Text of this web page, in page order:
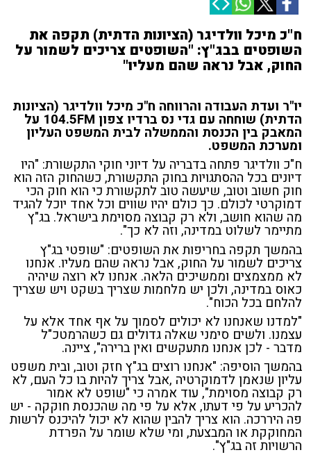
ח"כ מיכל וולדיגר (הציונות הדתית) תקפה את
השופטים בבג"ץ: "השופטים צריכים לשמור על
החוק, אבל נראה שהם מעליו"
יו"ר ועדת העבודה והרווחה ח"כ מיכל וולדיגר (הציונות
הדתית) שוחחה עם גדי נס ברדיו צפון 104.5FM על
המאבק בין הכנסת והממשלה לבית המשפט העליון
ומערכת המשפט.
ח"כ וולדיגר פתחה בדבריה על דיוני חוקי התקשורת: "היו
דיונים בכל ההסתגויות בחוק התקשורת, כשהחוק הזה הוא
חוק חשוב וטוב, שיעשה טוב לתקשורת כי הוא חוק הכי
דמוקרטי לכולם. כך כולם יהיו שווים וכל אחד יוכל להגיד
מה שהוא חושב, ולא רק קבוצה מסוימת בישראל. בג"ץ
מתיימר לשלוט במדינה, וזה לא כך".
בהמשך תקפה בחריפות את השופטים: "שופטי בג"ץ
צריכים לשמור על החוק, אבל נראה שהם מעליו. אנחנו
לא ממצמצים וממשיכים הלאה. אנחנו לא רוצה שיהיה
כאוס במדינה, ולכן יש מלחמות שצריך בשקט ויש שצריך
להלחם בכל הכוח".
"למדנו שאנחנו לא יכולים לסמוך על אף אחד אלא על
עצמנו. ולשים סימני שאלה גדולים גם כשהרמטכ"ל
מדבר - לכן אנחנו מתעקשים ואין ברירה", ציינה.
בהמשך הוסיפה: "אנחנו רוצים בג"ץ חזק וטוב, ובית משפט
עליון שנאמן לדמוקרטיה ,אבל צריך להיות בו כל העם, לא
רק קבוצה מסוימת", עוד אמרה כי "שופט לא אמור
להכריע על פי דעתו, אלא על פי מה שהכנסת חוקקה - יש
פה היררכה. הוא צריך להבין שהוא לא יכול להיכנס לרשות
המחוקקת או המבצעת, ומי שלא שומר על הפרדת
הרשויות זה בג"ץ".